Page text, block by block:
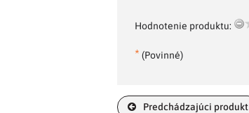
Hodnotenie produktu:
* (Povinné)
Predchádzajúci produkt